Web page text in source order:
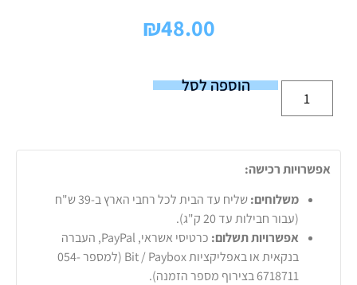
₪48.00
הוספה לסל
אפשרויות רכישה:
משלוחים:
שליח עד הבית לכל רחבי הארץ ב-39 ש"ח
(עבור חבילות עד 20 ק"ג).
אפשרויות תשלום:
כרטיסי אשראי, PayPal, העברה
בנקאית או באפליקציות Bit / Paybox (למספר 054-
6718711 בצירוף מספר הזמנה).